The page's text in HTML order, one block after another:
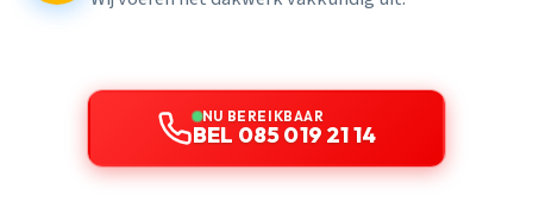
NU BEREIKBAAR
BEL 085 019 21 14